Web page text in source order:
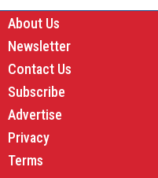
About Us
Newsletter
Contact Us
Subscribe
Advertise
Privacy
Terms